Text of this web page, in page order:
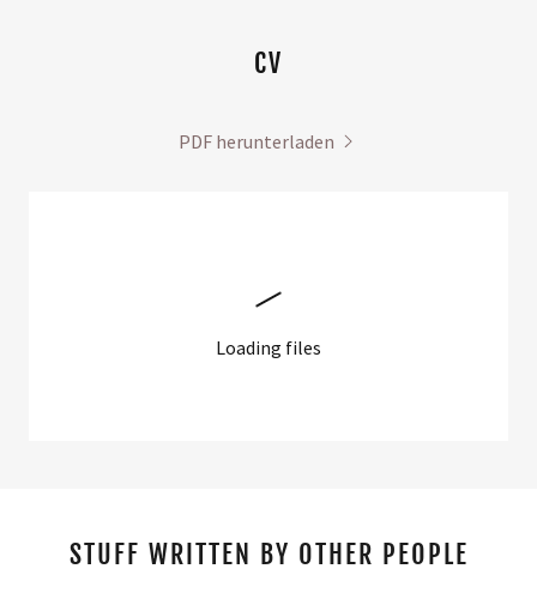
CV
PDF herunterladen
Loading files
STUFF WRITTEN BY OTHER PEOPLE